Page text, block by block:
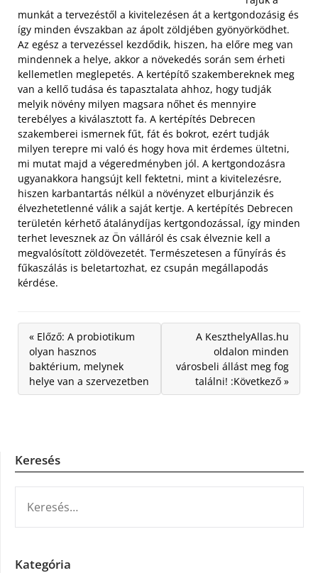
munkát a tervezéstől a kivitelezésen át a kertgondozásig és
így minden évszakban az ápolt zöldjében gyönyörködhet.
Az egész a tervezéssel kezdődik, hiszen, ha előre meg van
mindennek a helye, akkor a növekedés során sem érheti
kellemetlen meglepetés. A kertépítő szakembereknek meg
van a kellő tudása és tapasztalata ahhoz, hogy tudják
melyik növény milyen magsara nőhet és mennyire
terebélyes a kiválasztott fa. A kertépítés Debrecen
szakemberei ismernek fűt, fát és bokrot, ezért tudják
milyen terepre mi való és hogy hova mit érdemes ültetni,
mi mutat majd a végeredményben jól. A kertgondozásra
ugyanakkora hangsújt kell fektetni, mint a kivitelezésre,
hiszen karbantartás nélkül a növényzet elburjánzik és
élvezhetetlenné válik a saját kertje. A kertépítés Debrecen
területén kérhető átalánydíjas kertgondozással, így minden
terhet levesznek az Ön válláról és csak élveznie kell a
megvalósított zöldövezetét. Természetesen a fűnyírás és
fűkaszálás is beletartozhat, ez csupán megállapodás
kérdése.
« Előző: A probiotikum
olyan hasznos
baktérium, melynek
helye van a szervezetben
A KeszthelyAllas.hu
oldalon minden
városbeli állást meg fog
találni! :Következő »
Keresés
Kategória